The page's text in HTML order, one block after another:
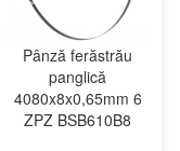
Pânză ferăstrău
panglică
4080x8x0,65mm 6
ZPZ BSB610B8